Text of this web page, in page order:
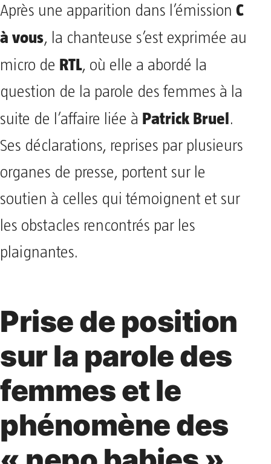
Après une apparition dans l’émission C
à vous, la chanteuse s’est exprimée au
micro de RTL, où elle a abordé la
question de la parole des femmes à la
suite de l’affaire liée à Patrick Bruel.
Ses déclarations, reprises par plusieurs
organes de presse, portent sur le
soutien à celles qui témoignent et sur
les obstacles rencontrés par les
plaignantes.
Prise de position
sur la parole des
femmes et le
phénomène des